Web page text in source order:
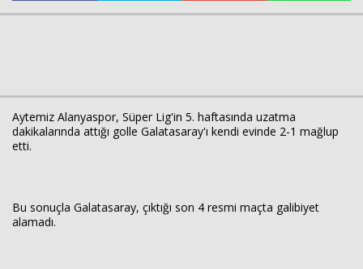
Aytemiz Alanyaspor, Süper Lig'in 5. haftasında uzatma
dakikalarında attığı golle Galatasaray'ı kendi evinde 2-1 mağlup
etti.
Bu sonuçla Galatasaray, çıktığı son 4 resmi maçta galibiyet
alamadı.